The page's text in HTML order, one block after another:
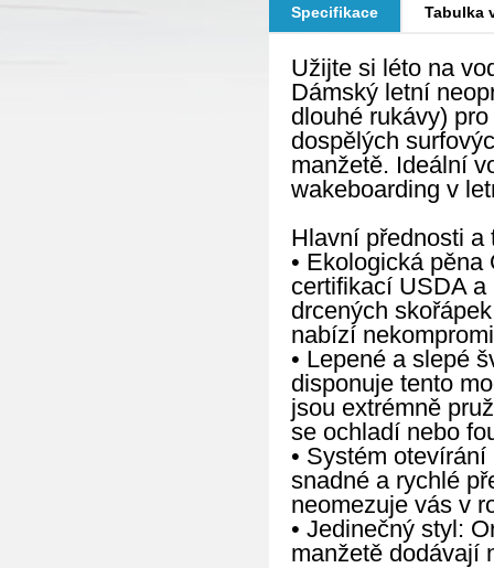
Specifikace Tabulka
Užijte si léto na
Dámský letní
dlouhé rukávy)
dospělých
manžetě. Ideální
wakeboarding v
Hlavní přednosti a
• Ekologická
certifikací USDA
drcených
nabízí
• Lepené a slepé
disponuje tento
jsou extrémně
se ochladí nebo
• Systém
snadné a rychlé
neomezuje vás v
• Jedinečný styl:
manžetě dodávají